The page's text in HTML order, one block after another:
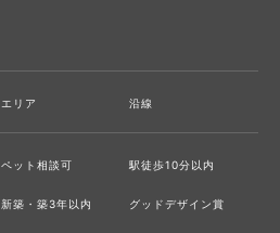
エリア 沿線
ペット相談可 駅徒歩10分以内
新築・築3年以内 グッドデザイン賞